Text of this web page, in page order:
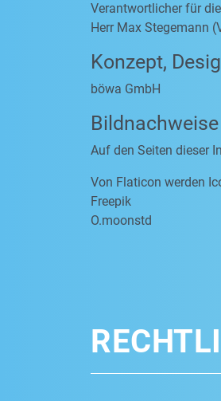
Verantwortlicher für
Herr Max Stegemann
Konzept,
böwa GmbH
Bildnachweise
Auf den Seiten dieser
Von Flaticon werden
Freepik
O.moonstd